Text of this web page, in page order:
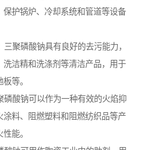
保护锅炉、冷却系统和管道等设备
聚磷酸钠具有良好的去污能力，
洗洁精和洗涤剂等清洁产品，用于
等。
磷酸钠可以作为一种有效的火焰抑
涂料、阻燃塑料和阻燃纺织品等产
能。